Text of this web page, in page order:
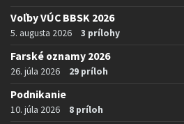
Voľby VÚC BBSK 2026
5. augusta 2026 3 prílohy
Farské oznamy 2026
26. júla 2026 29 príloh
Podnikanie
10. júla 2026 8 príloh